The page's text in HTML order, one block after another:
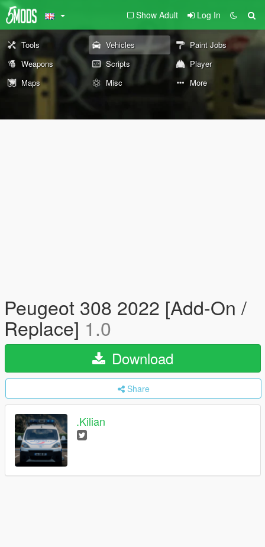
Show Adult Log In
Tools Vehicles
Paint Jobs
Weapons
Scripts
Player
Maps
Misc More
Peugeot 308 2022 [Add-On /
Replace] 1.0
Download
Share
.Kilian